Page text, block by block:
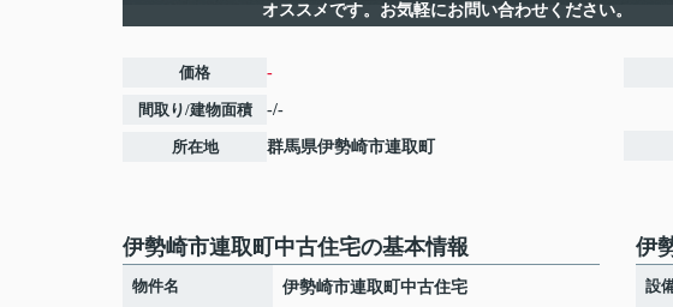
オススメです。お気軽にお問い合わせください。
価格 -
間取り/建物面積 -/-
所在地 群馬県伊勢崎市連取町
伊勢崎市連取町中古住宅の基本情報
物件名 伊勢崎市連取町中古住宅
伊
設